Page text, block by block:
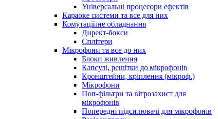
Універсальні процесори ефектів
Караоке системи та все для них
Комутаційне обладнання
Директ-бокси
Сплітери
Мікрофони та все до них
Блоки живлення
Капсулі, решітки до мікрофонів
Кронштейни, кріплення (мікроф.)
Мікрофони
Поп-фільтри та вітрозахист для
мікрофонів
Попередні підсилювачі для мікрофонів